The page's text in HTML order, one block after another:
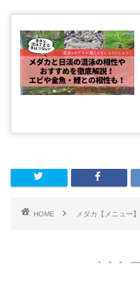
HOME メダカ【メニュー】